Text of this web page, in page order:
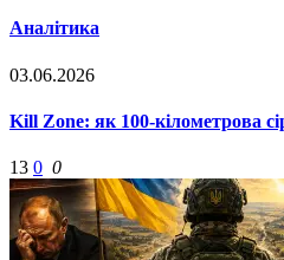
Аналітика
03.06.2026
Kill Zone: як 100-кілометрова
13 0 0